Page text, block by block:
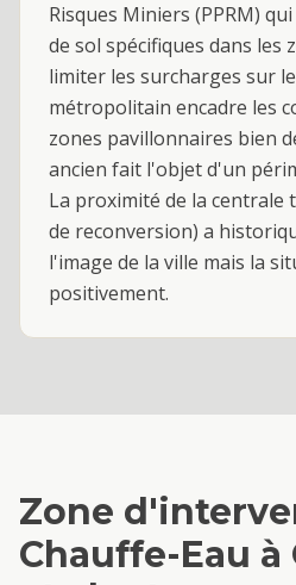
Risques Miniers (PPRM)
de sol spécifiques dans les
limiter les surcharges sur
métropolitain encadre les
zones pavillonnaires bien
ancien fait l'objet d'un
La proximité de la centrale
de reconversion) a
l'image de la ville mais la
positivement.
Zone
Chauffe-Eau à